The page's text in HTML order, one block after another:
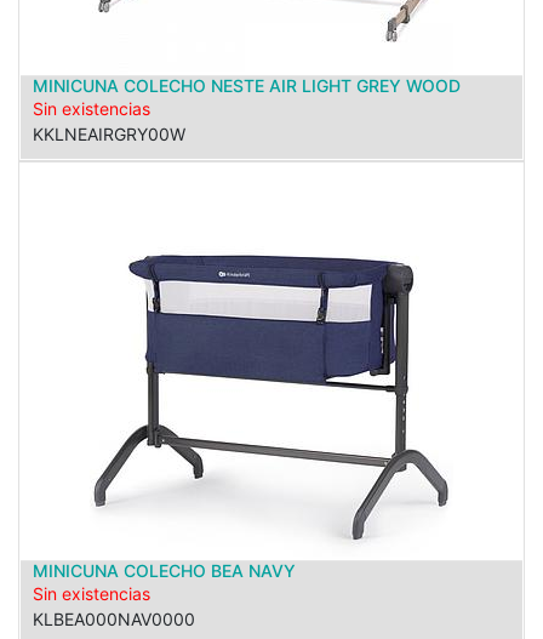
MINICUNA COLECHO NESTE AIR LIGHT GREY WOOD
Sin existencias
KKLNEAIRGRY00W
MINICUNA COLECHO BEA NAVY
Sin existencias
KLBEA000NAV0000